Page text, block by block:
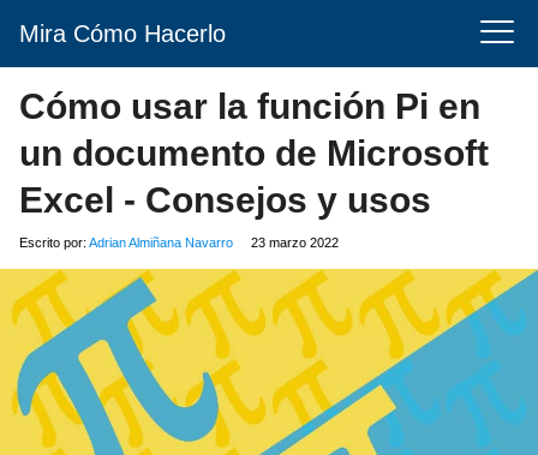
Mira Cómo Hacerlo
Cómo usar la función Pi en
un documento de Microsoft
Excel - Consejos y usos
Escrito por: Adrian Almiñana Navarro 23 marzo 2022